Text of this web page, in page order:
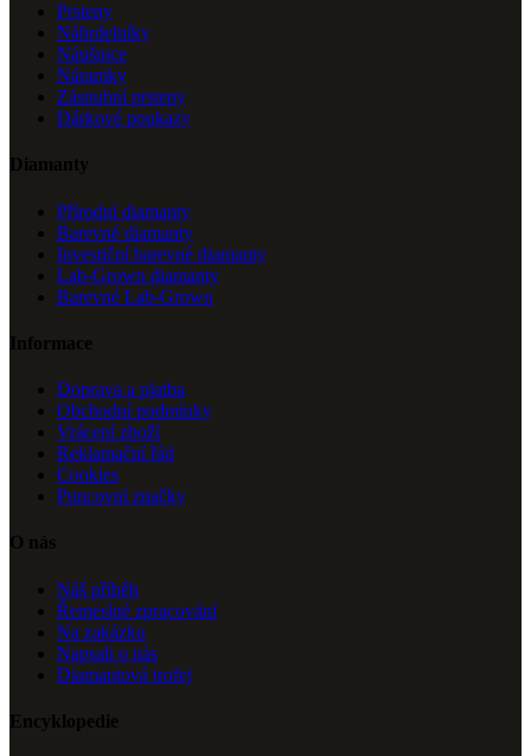
Prsteny
Náhrdelníky
Náušnice
Náramky
Zásnubní prsteny
Dárkové poukazy
Diamanty
Přírodní diamanty
Barevné diamanty
Investiční barevné diamanty
Lab-Grown diamanty
Barevné Lab-Grown
Informace
Doprava a platba
Obchodní podmínky
Vrácení zboží
Reklamační řád
Cookies
Puncovní značky
O nás
Náš příběh
Řemeslné zpracování
Na zakázku
Napsali o nás
Diamantová trofej
Encyklopedie